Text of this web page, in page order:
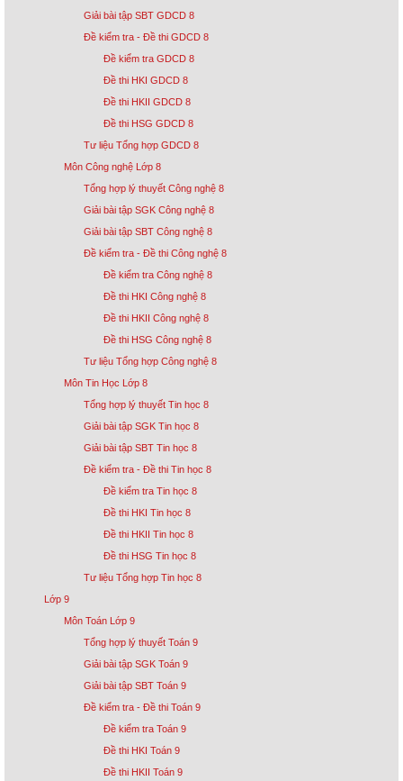
Giải bài tập SBT GDCD 8
Đề kiểm tra - Đề thi GDCD 8
Đề kiểm tra GDCD 8
Đề thi HKI GDCD 8
Đề thi HKII GDCD 8
Đề thi HSG GDCD 8
Tư liệu Tổng hợp GDCD 8
Môn Công nghệ Lớp 8
Tổng hợp lý thuyết Công nghệ 8
Giải bài tập SGK Công nghệ 8
Giải bài tập SBT Công nghệ 8
Đề kiểm tra - Đề thi Công nghệ 8
Đề kiểm tra Công nghệ 8
Đề thi HKI Công nghệ 8
Đề thi HKII Công nghệ 8
Đề thi HSG Công nghệ 8
Tư liệu Tổng hợp Công nghệ 8
Môn Tin Học Lớp 8
Tổng hợp lý thuyết Tin học 8
Giải bài tập SGK Tin học 8
Giải bài tập SBT Tin học 8
Đề kiểm tra - Đề thi Tin học 8
Đề kiểm tra Tin học 8
Đề thi HKI Tin học 8
Đề thi HKII Tin học 8
Đề thi HSG Tin học 8
Tư liệu Tổng hợp Tin học 8
Lớp 9
Môn Toán Lớp 9
Tổng hợp lý thuyết Toán 9
Giải bài tập SGK Toán 9
Giải bài tập SBT Toán 9
Đề kiểm tra - Đề thi Toán 9
Đề kiểm tra Toán 9
Đề thi HKI Toán 9
Đề thi HKII Toán 9